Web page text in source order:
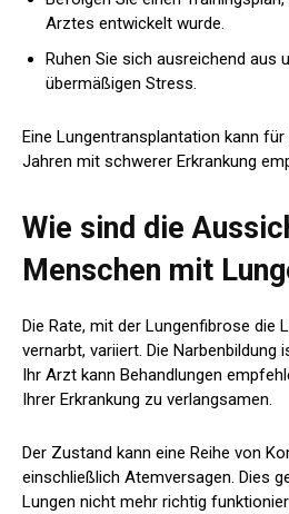
Arztes entwickelt wurde.
Ruhen Sie sich ausreichend aus
übermäßigen Stress.
Eine Lungentransplantation kann
Jahren mit schwerer Erkrankung
Wie sind die
Menschen mit
Die Rate, mit der Lungenfibrose die
vernarbt, variiert. Die Narbenbildung
Ihr Arzt kann Behandlungen
Ihrer Erkrankung zu verlangsamen.
Der Zustand kann eine Reihe von
einschließlich Atemversagen. Dies
Lungen nicht mehr richtig